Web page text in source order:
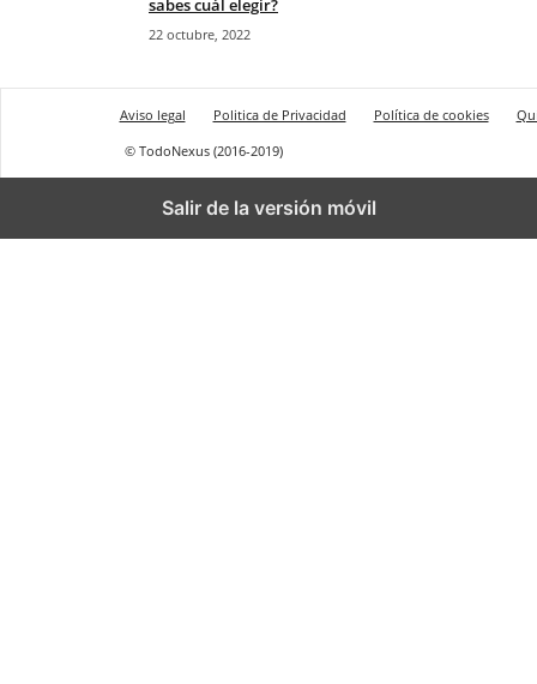
sabes cuál elegir?
22 octubre, 2022
Aviso legal Politica de Privacidad Política de cookies
© TodoNexus (2016-2019)
Salir de la versión móvil